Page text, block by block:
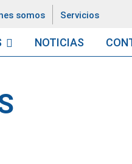
somos Servicios
NOTICIAS